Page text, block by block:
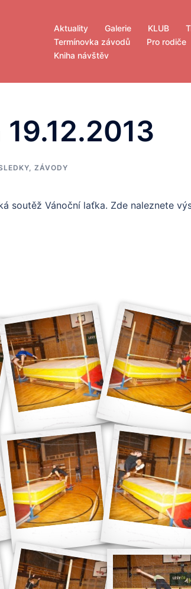
Aktuality Galerie KLUB
Termínovka závodů
Pro rodiče
Kniha návštěv
, ZÁVODY
soutěž Vánoční laťka. Zde naleznete